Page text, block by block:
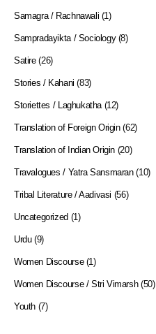
Samagra / Rachnawali (1)
Sampradayikta / Sociology (8)
Satire (26)
Stories / Kahani (83)
Storiettes / Laghukatha (12)
Translation of Foreign Origin (62)
Translation of Indian Origin (20)
Travalogues / Yatra Sansmaran (10)
Tribal Literature / Aadivasi (56)
Uncategorized (1)
Urdu (9)
Women Discourse (1)
Women Discourse / Stri Vimarsh (50)
Youth (7)